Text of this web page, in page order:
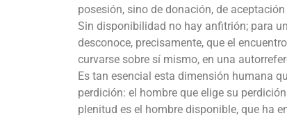
posesión, sino de donación, de
Sin disponibilidad no hay anfitrión; para
desconoce, precisamente, que el
curvarse sobre sí mismo, en una
Es tan esencial esta dimensión humana
perdición: el hombre que elige su
plenitud es el hombre disponible, que ha